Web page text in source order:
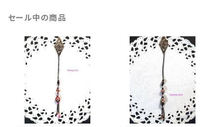
セール中の商品